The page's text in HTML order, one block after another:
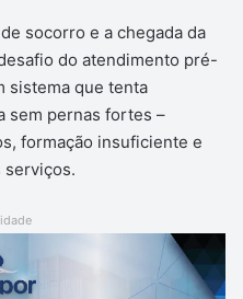
socorro e a chegada da
do atendimento pré-
sistema que tenta
sem pernas fortes –
formação insuficiente e
serviços.